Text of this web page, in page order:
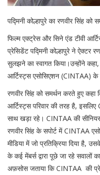
पद्मिनी कोल्हापुरे का रणवीर सिंह
फिल्म एक्ट्रेस और सिने एंड टीवी
प्रेसिडेंट पद्मिनी कोल्हापुरे ने ऐक्टर
सुलझने का स्वागत किया।उन्होंने
आर्टिस्ट्स एसोसिएशन (CINTAA) के
रणवीर सिंह को समर्थन करते हुए
आर्टिस्ट्स परिवार की तरह है,
साथ खड़ा रहे। CINTAA की सीनियर
रणवीर सिंह के सपोर्ट में CINTAA
मीडिया में जो प्रतिक्रिया दिया है,
के कई मेंबर्स द्वारा पूछे जा रहे
अफ़सोस जताया कि CINTAA की